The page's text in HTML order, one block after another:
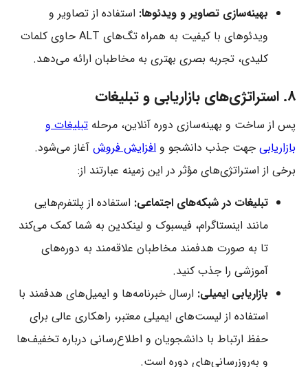
بهینه‌سازی تصاویر و ویدئوها: استفاده از تصاویر و
ویدئوهای با کیفیت به همراه تگ‌های ALT حاوی کلمات
کلیدی، تجربه بصری بهتری به مخاطبان ارائه می‌دهد.
8. استراتژی‌های بازاریابی و تبلیغات
پس از ساخت و بهینه‌سازی دوره آنلاین، مرحله تبلیغات و
بازاریابیجهت جذب دانشجو و افزایش فروشآغاز می‌شود.
برخی از استراتژی‌های مؤثر در این زمینه عبارتند از:
تبلیغات در شبکه‌های اجتماعی: استفاده از پلتفرم‌هایی
مانند اینستاگرام، فیسبوک و لینکدین به شما کمک می‌کند
تا به صورت هدفمند مخاطبان علاقه‌مند به دوره‌های
آموزشی را جذب کنید.
بازاریابی ایمیلی: ارسال خبرنامه‌ها و ایمیل‌های هدفمند با
استفاده از لیست‌های ایمیلی معتبر، راهکاری عالی برای
حفظ ارتباط با دانشجویان و اطلاع‌رسانی درباره تخفیف‌ها
و به‌روزرسانی‌های دوره است.